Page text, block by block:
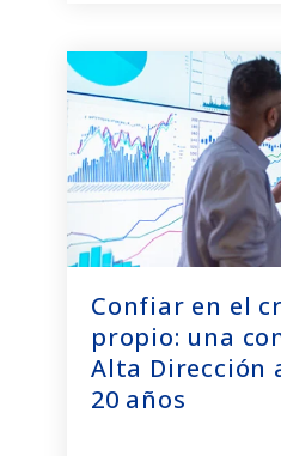
Confiar en el
propio: una
Alta Dirección
20 años